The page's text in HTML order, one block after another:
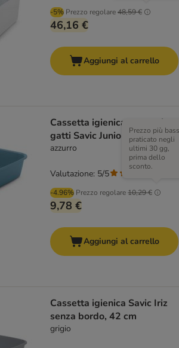
-5% Prezzo regolare48,59 €
46,16 €
Aggiungi al carrello
Cassetta igienica per cani e
gatti Savic Junior - 56 cm
azzurro
-4.96% Prezzo regolare10,29 €
Prezzo più
praticato negli
ultimi 30 gg,
prima dello
sconto.
9,78 €
Valutazione: 5/5
Aggiungi al carrello
Cassetta igienica Savic Iriz
senza bordo, 42 cm
grigio